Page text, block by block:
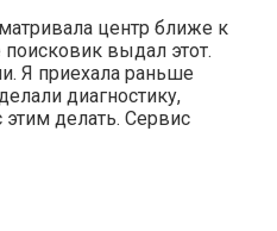
центр ближе к
выдал этот.
Я приехала раньше
диагностику,
этим делать. Сервис